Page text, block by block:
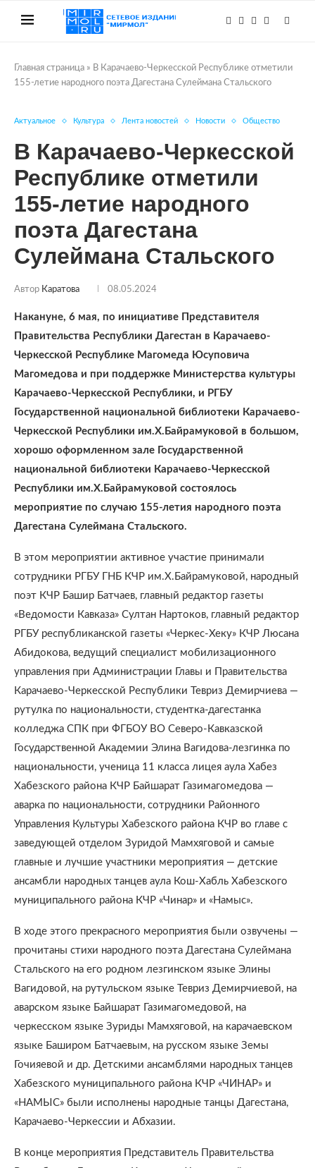
Главная страница » В Карачаево-Черкесской Республике отметили
155-летие народного поэта Дагестана Сулеймана Стальского
Актуальное Культура Лента новостей Новости Общество
В Карачаево-Черкесской
Республике отметили
155-летие народного
поэта Дагестана
Сулеймана Стальского
Автор Каратова 08.05.2024
Накануне, 6 мая, по инициативе Представителя
Правительства Республики Дагестан в Карачаево-
Черкесской Республике Магомеда Юсуповича
Магомедова и при поддержке Министерства культуры
Карачаево-Черкесской Республики, и РГБУ
Государственной национальной библиотеки Карачаево-
Черкесской Республики им.Х.Байрамуковой в большом,
хорошо оформленном зале Государственной
национальной библиотеки Карачаево-Черкесской
Республики им.Х.Байрамуковой состоялось
мероприятие по случаю 155-летия народного поэта
Дагестана Сулеймана Стальского.
В этом мероприятии активное участие принимали
сотрудники РГБУ ГНБ КЧР им.Х.Байрамуковой, народный
поэт КЧР Башир Батчаев, главный редактор газеты
«Ведомости Кавказа» Султан Нартоков, главный редактор
РГБУ республиканской газеты «Черкес-Хеку» КЧР Люсана
Абидокова, ведущий специалист мобилизационного
управления при Администрации Главы и Правительства
Карачаево-Черкесской Республики Тевриз Демирчиева —
рутулка по национальности, студентка-дагестанка
колледжа СПК при ФГБОУ ВО Северо-Кавказской
Государственной Академии Элина Вагидова-лезгинка по
национальности, ученица 11 класса лицея аула Хабез
Хабезского района КЧР Байшарат Газимагомедова —
аварка по национальности, сотрудники Районного
Управления Культуры Хабезского района КЧР во главе с
заведующей отделом Зуридой Мамхяговой и самые
главные и лучшие участники мероприятия — детские
ансамбли народных танцев аула Кош-Хабль Хабезского
муниципального района КЧР «Чинар» и «Намыс».
В ходе этого прекрасного мероприятия были озвучены —
прочитаны стихи народного поэта Дагестана Сулеймана
Стальского на его родном лезгинском языке Элины
Вагидовой, на рутульском языке Тевриз Демирчиевой, на
аварском языке Байшарат Газимагомедовой, на
черкесском языке Зуриды Мамхяговой, на карачаевском
языке Баширом Батчаевым, на русском языке Земы
Гочияевой и др. Детскими ансамблями народных танцев
Хабезского муниципального района КЧР «ЧИНАР» и
«НАМЫС» были исполнены народные танцы Дагестана,
Карачаево-Черкессии и Абхазии.
В конце мероприятия Представитель Правительства